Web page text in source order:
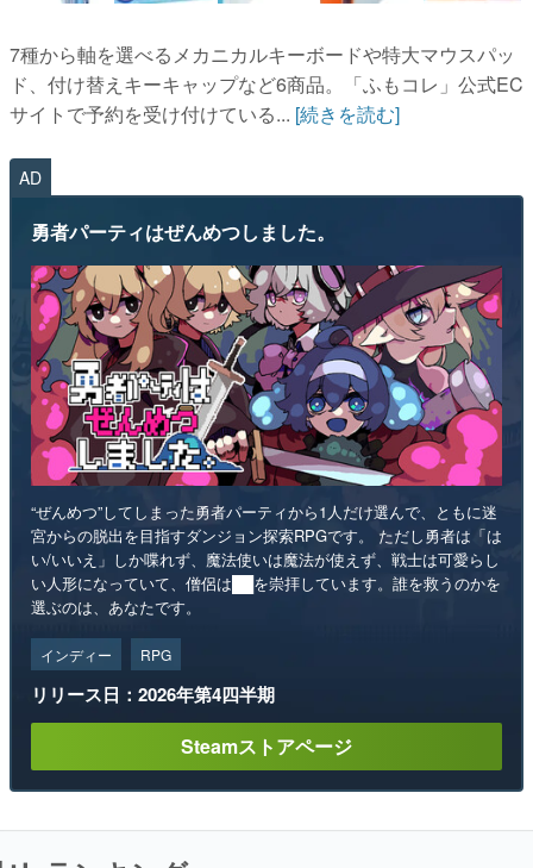
7種から軸を選べるメカニカルキーボードや特大マウスパッ
ド、付け替えキーキャップなど6商品。「ふもコレ」公式EC
サイトで予約を受け付けている... [続きを読む]
AD
勇者パーティはぜんめつしました。
“ぜんめつ”してしまった勇者パーティから1人だけ選んで、ともに迷
宮からの脱出を目指すダンジョン探索RPGです。 ただし勇者は「は
い/いいえ」しか喋れず、魔法使いは魔法が使えず、戦士は可愛らし
い人形になっていて、僧侶は██を崇拝しています。誰を救うのかを
選ぶのは、あなたです。
インディー RPG
リリース日：2026年第4四半期
Steamストアページ